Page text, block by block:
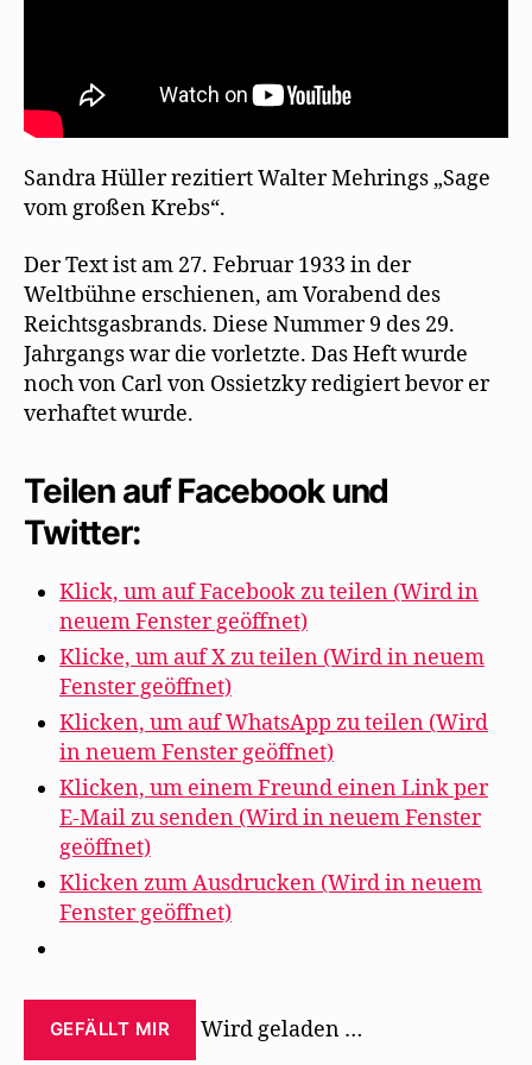
Sandra Hüller rezitiert Walter Mehrings „Sage
vom großen Krebs“.
Der Text ist am 27. Februar 1933 in der
Weltbühne erschienen, am Vorabend des
Reichtsgasbrands. Diese Nummer 9 des 29.
Jahrgangs war die vorletzte. Das Heft wurde
noch von Carl von Ossietzky redigiert bevor er
verhaftet wurde.
Teilen auf Facebook und
Twitter:
Klick, um auf Facebook zu teilen (Wird in
neuem Fenster geöffnet)
Klicke, um auf X zu teilen (Wird in neuem
Fenster geöffnet)
Klicken, um auf WhatsApp zu teilen (Wird
in neuem Fenster geöffnet)
Klicken, um einem Freund einen Link per
E-Mail zu senden (Wird in neuem Fenster
geöffnet)
Klicken zum Ausdrucken (Wird in neuem
Fenster geöffnet)
GEFÄLLT MIR Wird geladen …